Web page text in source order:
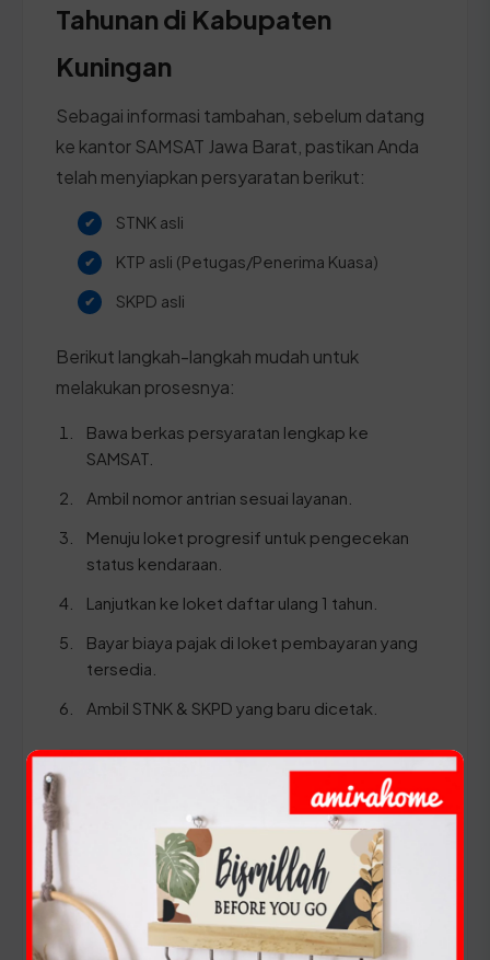
Tahunan di Kabupaten
Kuningan
Sebagai informasi tambahan, sebelum datang
ke kantor SAMSAT Jawa Barat, pastikan Anda
telah menyiapkan persyaratan berikut:
STNK asli
KTP asli (Petugas/Penerima Kuasa)
SKPD asli
Berikut langkah-langkah mudah untuk
melakukan prosesnya:
Bawa berkas persyaratan lengkap ke
SAMSAT.
Ambil nomor antrian sesuai layanan.
Menuju loket progresif untuk pengecekan
status kendaraan.
Lanjutkan ke loket daftar ulang 1 tahun.
Bayar biaya pajak di loket pembayaran yang
tersedia.
Ambil STNK & SKPD yang baru dicetak.
⚠️ Pastikan Anda membawa dokumen KTP dan
STNK yang ASLI serta pastikan seluruh data
identitas perusahaan telah sinkron dengan
sistem database SAMSAT Jawa Barat.
Panduan Pajak 5 Tahunan